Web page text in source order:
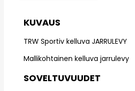
KUVAUS
TRW Sportiv kelluva JARRULEVY
Mallikohtainen kelluva jarrulevy
SOVELTUVUUDET